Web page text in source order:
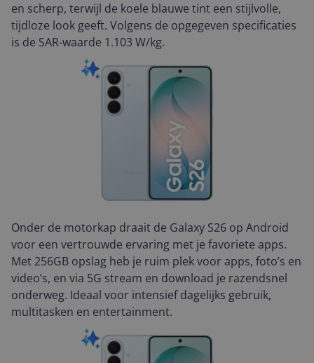
en scherp, terwijl de koele blauwe tint een stijlvolle,
tijdloze look geeft. Volgens de opgegeven specificaties
is de SAR-waarde 1.103 W/kg.
Onder de motorkap draait de Galaxy S26 op Android
voor een vertrouwde ervaring met je favoriete apps.
Met 256GB opslag heb je ruim plek voor apps, foto’s en
video’s, en via 5G stream en download je razendsnel
onderweg. Ideaal voor intensief dagelijks gebruik,
multitasken en entertainment.